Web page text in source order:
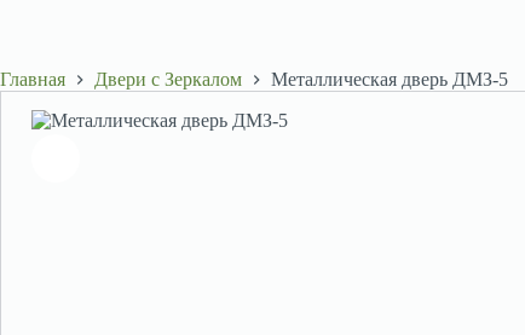
Главная Двери с Зеркалом
Металлическая дверь ДМЗ-5